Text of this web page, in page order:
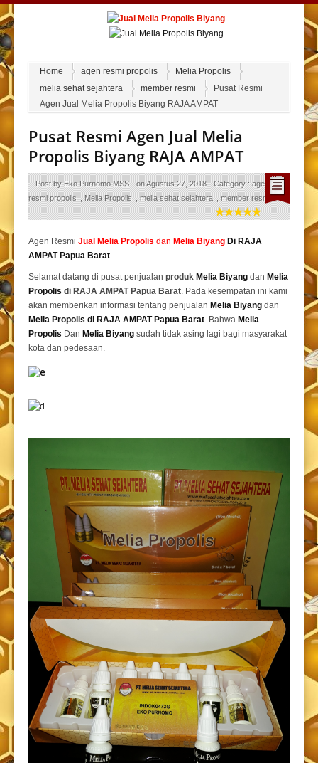
Home agen resmi propolis
Melia Propolis
melia sehat sejahtera
member resmi
Pusat Resmi
Agen Jual Melia Propolis Biyang RAJA AMPAT
Pusat Resmi Agen Jual Melia
Propolis Biyang RAJA AMPAT
Post byEko Purnomo MSS onAgustus 27, 2018 Category :agen
resmi propolis ,Melia Propolis ,melia sehat sejahtera ,member resmi
Agen Resmi Jual Melia Propolis dan Melia Biyang Di RAJA
AMPAT Papua Barat
Selamat datang di pusat penjualan produk Melia Biyang dan Melia
Propolis di RAJA AMPAT Papua Barat . Pada kesempatan ini kami
akan memberikan informasi tentang penjualan Melia Biyang dan
Melia Propolis di RAJA AMPAT Papua Barat . Bahwa Melia
Propolis Dan Melia Biyang sudah tidak asing lagi bagi masyarakat
kota dan pedesaan.